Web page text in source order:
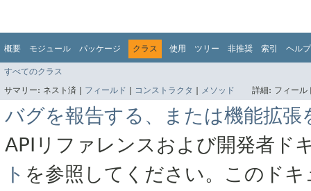
概要 モジュール パッケージ クラス 使用 ツリー 非推奨 索引 ヘルプ
すべてのクラス
サマリー: ネスト済 | フィールド コンストラクタ メソッド 詳細: フィー
バグを報告する、または機能拡張
APIリファレンスおよび開発者ド
ト を参照してください。このド